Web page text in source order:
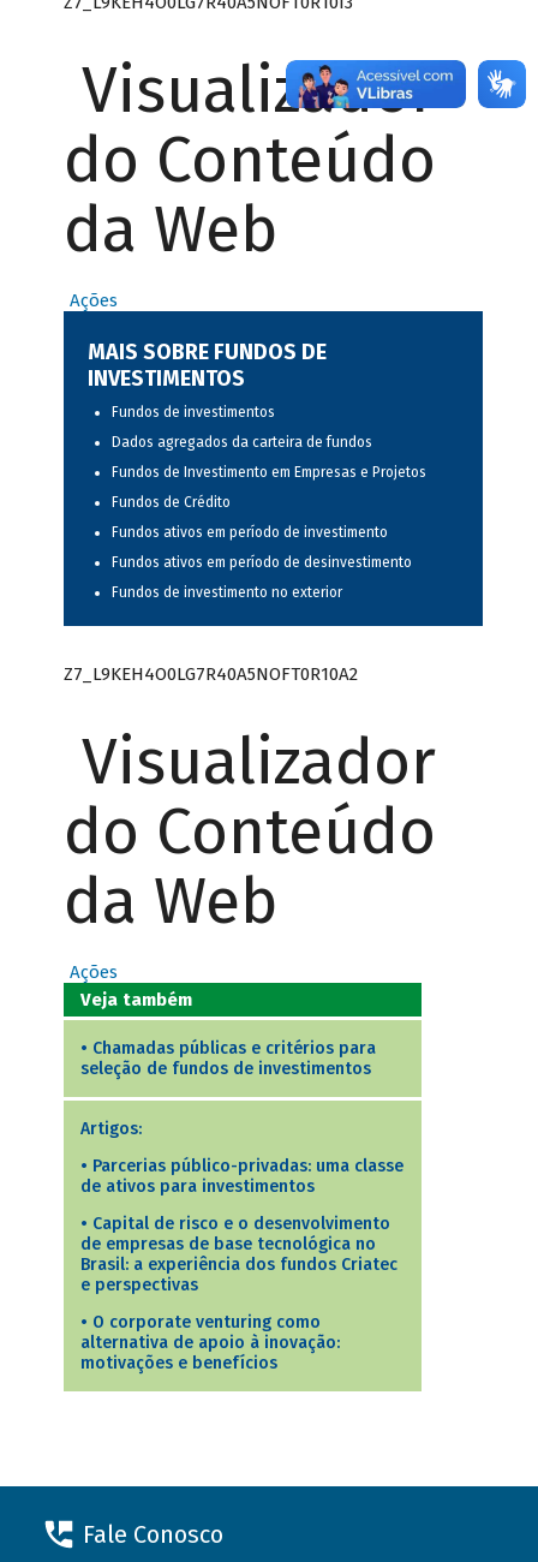
Visualizador
do Conteúdo
da Web
Ações
MAIS SOBRE FUNDOS DE
INVESTIMENTOS
Fundos de investimentos
Dados agregados da carteira de fundos
Fundos de Investimento em Empresas e Projetos
Fundos de Crédito
Fundos ativos em período de investimento
Fundos ativos em período de desinvestimento
Fundos de investimento no exterior
Z7_L9KEH4O0LG7R40A5NOFT0R10A2
Visualizador
do Conteúdo
da Web
Ações
Veja também
• Chamadas públicas e critérios para
seleção de fundos de investimentos
Artigos:
• Parcerias público-privadas: uma classe
de ativos para investimentos
• Capital de risco e o desenvolvimento
de empresas de base tecnológica no
Brasil: a experiência dos fundos Criatec
e perspectivas
• O corporate venturing como
alternativa de apoio à inovação:
motivações e benefícios
Fale Conosco